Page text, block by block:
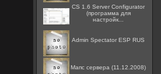
CS 1.6 Server Configurator
(программа для
настройк...
Admin Spectator ESP RUS
Мапс сервера (11.12.2008)